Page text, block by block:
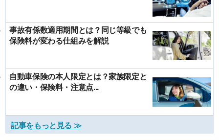
事故有係数適用期間とは？同じ等級でも
保険料が変わる仕組みを解説
自動車保険の本人限定とは？家族限定と
の違い・保険料・注意点...
記事をもっと見る ≫